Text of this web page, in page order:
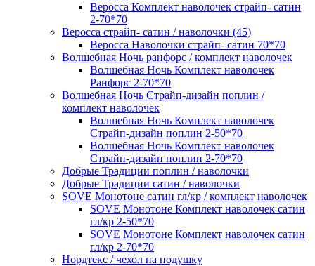
Веросса Комплект наволочек страйп- сатин
2-70*70
Веросса страйп- сатин / наволочки (45)
Веросса Наволочки страйп- сатин 70*70
Волшебная Ночь ранфорс / комплект наволочек
Волшебная Ночь Комплект наволочек
Ранфорс 2-70*70
Волшебная Ночь Страйп-дизайн поплин /
комплект наволочек
Волшебная Ночь Комплект наволочек
Страйп-дизайн поплин 2-50*70
Волшебная Ночь Комплект наволочек
Страйп-дизайн поплин 2-70*70
Добрые Традиции поплин / наволочки
Добрые Традиции сатин / наволочки
SOVE Монотоне сатин гл/кр / комплект наволочек
SOVE Монотоне Комплект наволочек сатин
гл/кр 2-50*70
SOVE Монотоне Комплект наволочек сатин
гл/кр 2-70*70
Нордтекс / чехол на подушку